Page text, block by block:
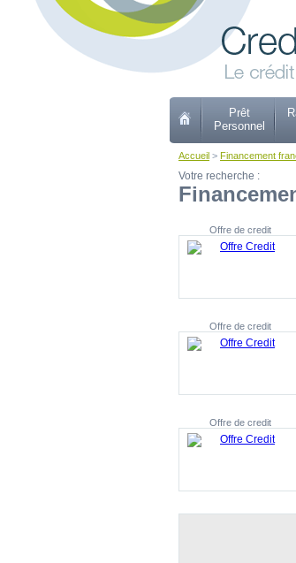
Prêt
Personnel
Accueil > Financement
Votre recherche :
Offre de credit
Offre de credit
Offre de credit